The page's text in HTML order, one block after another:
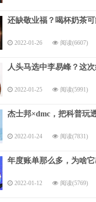
还缺敬业福？喝杯奶茶
2022-01-26 阅读(6607)
人头马选中李易峰？这次
2022-01-25 阅读(5991)
杰士邦×dmc，把科普玩
2022-01-24 阅读(7831)
年度账单那么多，为啥它
2022-01-12 阅读(5769)